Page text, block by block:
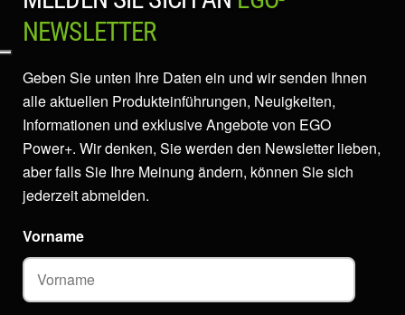
NEWSLETTER
Geben Sie unten Ihre Daten ein und wir senden Ihnen
alle aktuellen Produkteinführungen, Neuigkeiten,
Informationen und exklusive Angebote von EGO
Power+. Wir denken, Sie werden den Newsletter lieben,
aber falls Sie Ihre Meinung ändern, können Sie sich
jederzeit abmelden.
Vorname